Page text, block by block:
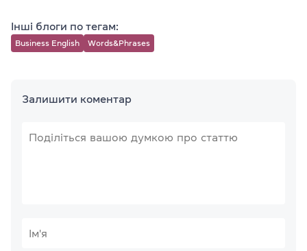
Інші блоги по тегам:
Business English Words&Phrases
Залишити коментар